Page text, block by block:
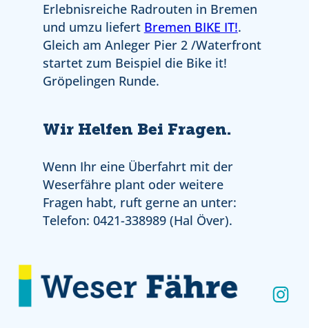
Erlebnisreiche Radrouten in Bremen
und umzu liefert Bremen BIKE IT!.
Gleich am Anleger Pier 2 /Waterfront
startet zum Beispiel die Bike it!
Gröpelingen Runde.
Wir Helfen Bei Fragen.
Wenn Ihr eine Überfahrt mit der
Weserfähre plant oder weitere
Fragen habt, ruft gerne an unter:
Telefon: 0421-338989 (Hal Över).